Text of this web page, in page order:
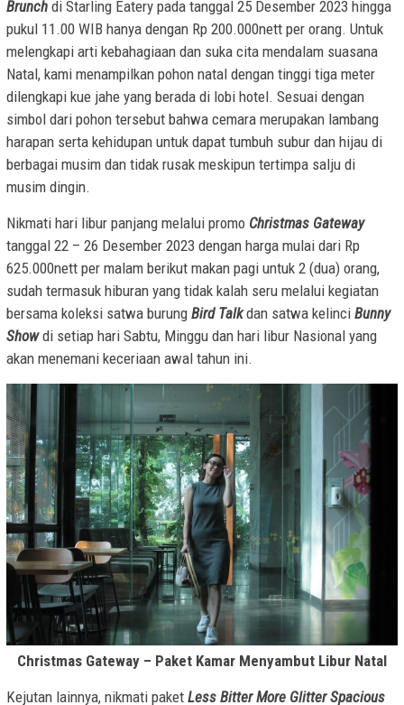
Brunch di Starling Eatery pada tanggal 25 Desember 2023 hingga
pukul 11.00 WIB hanya dengan Rp 200.000nett per orang. Untuk
melengkapi arti kebahagiaan dan suka cita mendalam suasana
Natal, kami menampilkan pohon natal dengan tinggi tiga meter
dilengkapi kue jahe yang berada di lobi hotel. Sesuai dengan
simbol dari pohon tersebut bahwa cemara merupakan lambang
harapan serta kehidupan untuk dapat tumbuh subur dan hijau di
berbagai musim dan tidak rusak meskipun tertimpa salju di
musim dingin.
Nikmati hari libur panjang melalui promo Christmas Gateway
tanggal 22 – 26 Desember 2023 dengan harga mulai dari Rp
625.000nett per malam berikut makan pagi untuk 2 (dua) orang,
sudah termasuk hiburan yang tidak kalah seru melalui kegiatan
bersama koleksi satwa burung Bird Talkdan satwa kelinci Bunny
Showdi setiap hari Sabtu, Minggu dan hari libur Nasional yang
akan menemani keceriaan awal tahun ini.
Christmas Gateway – Paket Kamar Menyambut Libur Natal
Kejutan lainnya, nikmati paket Less Bitter More Glitter Spacious